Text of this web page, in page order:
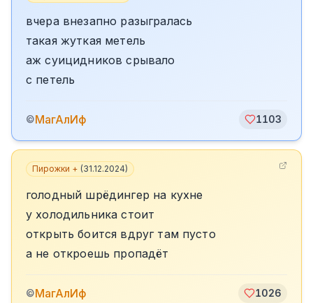
вчера внезапно разыгралась
такая жуткая метель
аж суицидников срывало
с петель
©МагАлИф 1103
Пирожки + (31.12.2024)
голодный шрёдингер на кухне
у холодильника стоит
открыть боится вдруг там пусто
а не откроешь пропадёт
©МагАлИф 1026